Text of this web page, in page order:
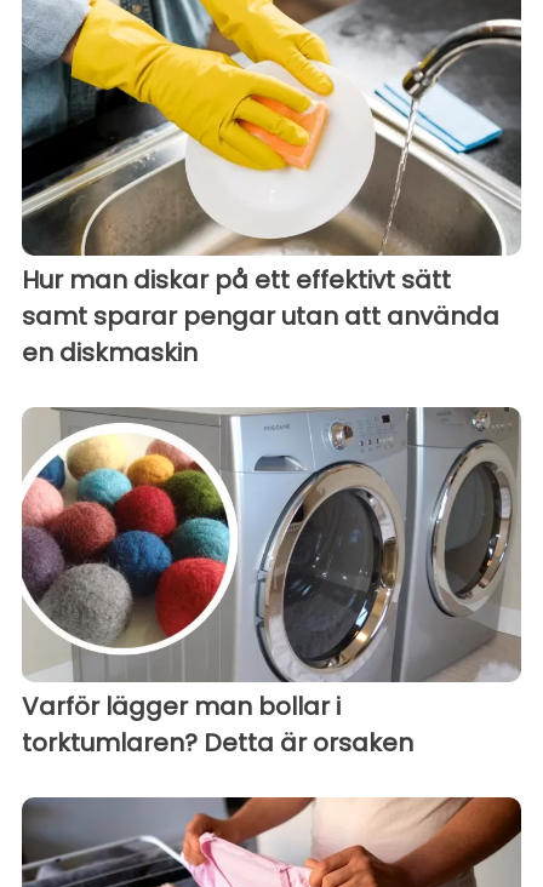
Hur man diskar på ett effektivt sätt
samt sparar pengar utan att använda
en diskmaskin
Varför lägger man bollar i
torktumlaren? Detta är orsaken